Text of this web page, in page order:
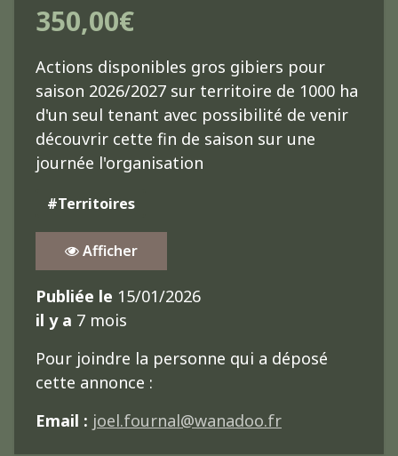
350,00€
Actions disponibles gros gibiers pour
saison 2026/2027 sur territoire de 1000 ha
d'un seul tenant avec possibilité de venir
découvrir cette fin de saison sur une
journée l'organisation
#Territoires
Afficher
Publiée le 15/01/2026
il y a 7 mois
Pour joindre la personne qui a déposé
cette annonce :
Email : joel.fournal@wanadoo.fr